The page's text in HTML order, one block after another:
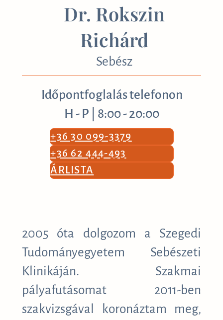
Dr. Rokszin
Richárd
Sebész
Időpontfoglalás telefonon
H - P | 8:00 - 20:00
+36 30 099-3379
+36 62 444-493
ÁRLISTA
2005 óta dolgozom a Szegedi
Tudományegyetem Sebészeti
Klinikáján. Szakmai
pályafutásomat 2011-ben
szakvizsgával koronáztam meg,